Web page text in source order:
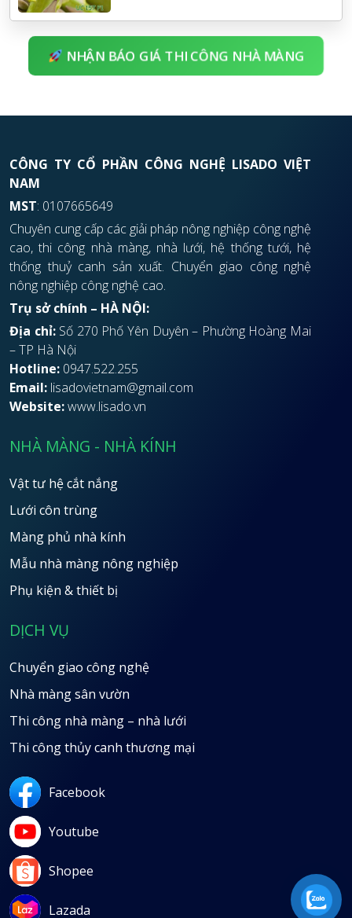
NHẬN BÁO GIÁ THI CÔNG NHÀ MÀNG
CÔNG TY CỔ PHẦN CÔNG NGHỆ LISADO VIỆT
NAM
MST: 0107665649
Chuyên cung cấp các giải pháp nông nghiệp công nghệ
cao, thi công nhà màng, nhà lưới, hệ thống tưới, hệ
thống thuỷ canh sản xuất. Chuyển giao công nghệ
nông nghiệp công nghệ cao.
Trụ sở chính – HÀ NỘI:
Địa chỉ:Số 270 Phố Yên Duyên – Phường Hoàng Mai
– TP Hà Nội
Hotline: 0947.522.255
Email: lisadovietnam@gmail.com
Website:www.lisado.vn
NHÀ MÀNG - NHÀ KÍNH
Vật tư hệ cắt nắng
Lưới côn trùng
Màng phủ nhà kính
Mẫu nhà màng nông nghiệp
Phụ kiện & thiết bị
DỊCH VỤ
Chuyển giao công nghệ
Nhà màng sân vườn
Thi công nhà màng – nhà lưới
Thi công thủy canh thương mại
Facebook
Youtube
Shopee
Lazada